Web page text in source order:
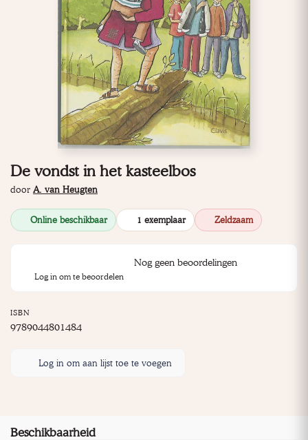
De vondst in het kasteelbos
door A. van Heugten
Online beschikbaar 1 exemplaar Zeldzaam
Nog geen beoordelingen
Log in om te beoordelen
ISBN
9789044801484
Log in om aan lijst toe te voegen
Beschikbaarheid